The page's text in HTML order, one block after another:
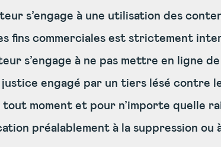
s’engage à une utilisation des
fins commerciales est strictement
s’engage à ne pas mettre en ligne
engagé par un tiers lésé contre
moment et pour n’importe quelle
préalablement à la suppression ou